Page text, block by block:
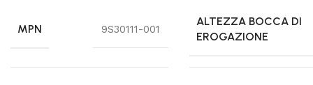
MPN 9S30111-001
ALTEZZA BOCCA DI
EROGAZIONE